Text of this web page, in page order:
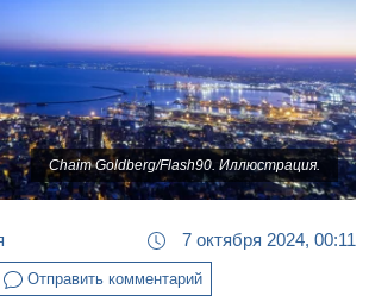
Chaim Goldberg/Flash90. Иллюстрация.
7 октября 2024, 00:11
Отправить комментарий